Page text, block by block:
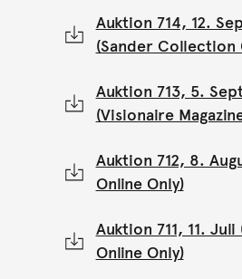
Auktion 714, 12.
(Sander Collection
Auktion 713, 5.
(Visionaire
Auktion 712, 8.
Online Only)
Auktion 711, 11.
Online Only)